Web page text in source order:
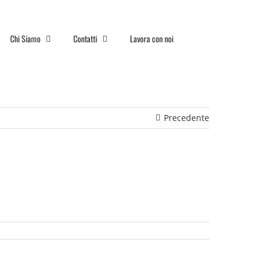
Chi Siamo Contatti Lavora con noi
Precedente